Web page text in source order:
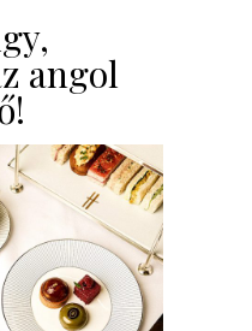
angol